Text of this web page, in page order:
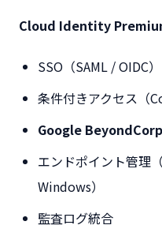
Cloud Identity
SSO（SAML / OIDC）
条件付きアクセス（
Google
エンドポイント管理
Windows）
監査ログ統合